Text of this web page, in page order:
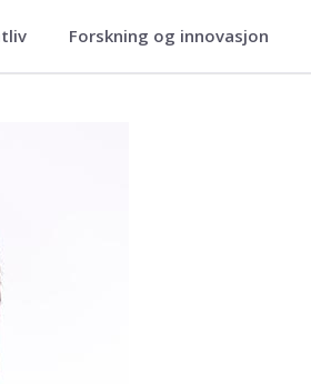
Forskning og innovasjon